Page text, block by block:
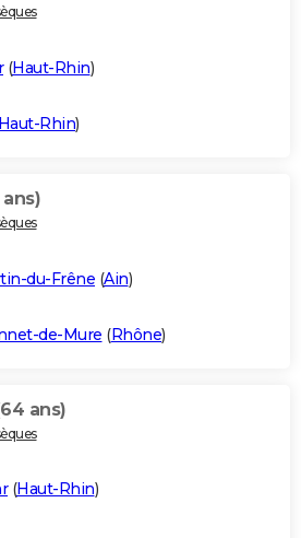
(Haut-Rhin)
Rhin)
du-Frêne (Ain)
de-Mure (Rhône)
ans)
(Haut-Rhin)